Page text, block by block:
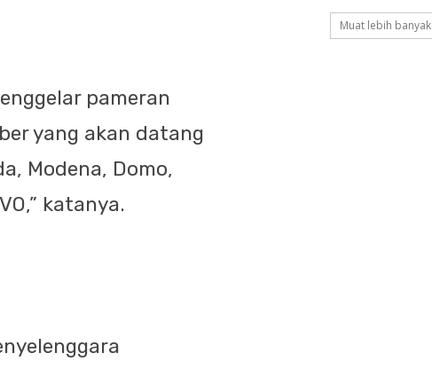
pameran
yang akan datang
Modena, Domo,
katanya.
Muat lebih banyak